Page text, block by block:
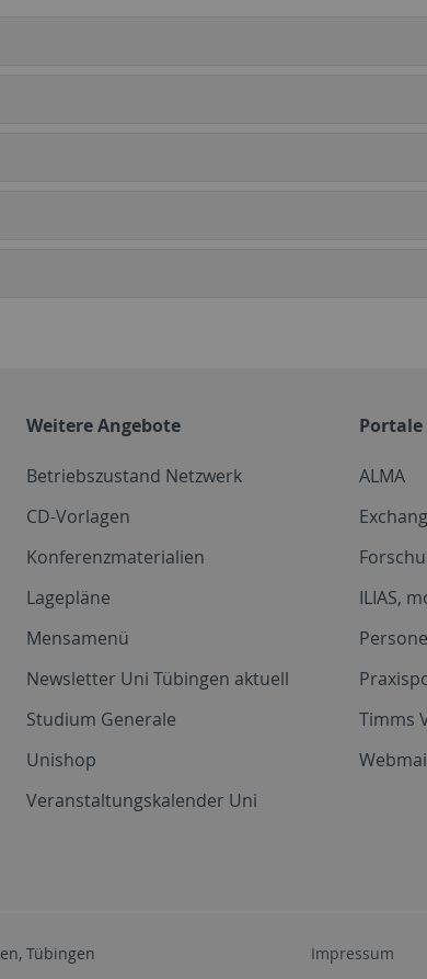
Weitere Angebote
Betriebszustand Netzwerk
CD-Vorlagen
Konferenzmaterialien
Lagepläne
Mensamenü
Newsletter Uni Tübingen aktuell
Studium Generale
Unishop
Veranstaltungskalender Uni
Portale
ALMA
ILIAS,
Timms
Tübingen Impressum